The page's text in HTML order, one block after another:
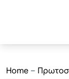
Home –